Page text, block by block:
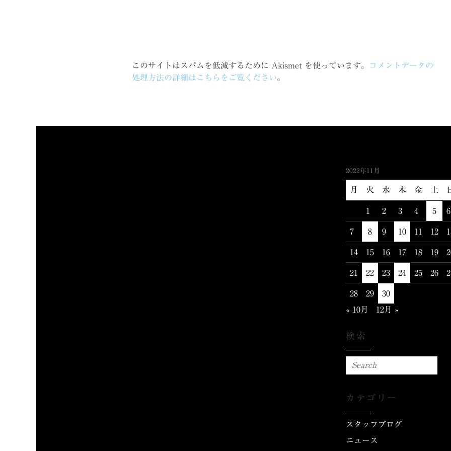
このサイトはスパムを低減するために Akismet を使っています。
コメントデータの
処理方法の詳細はこちらをご覧ください。
2022年11月
月 火 水 木 金 土
1 2 3 4 5 6
7 8 9 10 11 12
14 15 16 17 18 19
21 22 23 24 25 26
28 29
30
« 10月
12月 »
検索
カテゴリー
スタッフブログ
ニュース